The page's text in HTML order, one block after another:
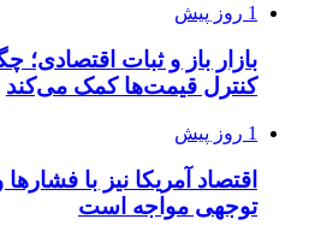
1 روز پیش
بازار باز و ثبات
کنترل قیمت‌ها کمک می‌کند
1 روز پیش
اقتصاد آمریکا نیز با
توجهی مواجه است